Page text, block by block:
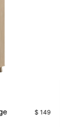
149
$